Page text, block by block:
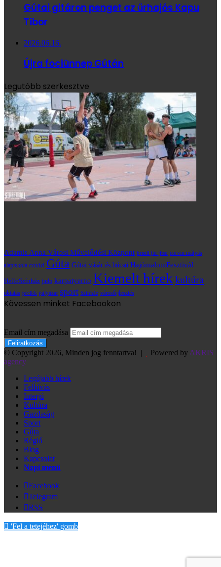
Gútai gitáron penget az űrhajós Kapu
Tibor
2026.06.16.
Újra fociünnep Gútán
Legutóbb szerkesztve
Adamis Anna Városi Művelődési Központ brazil jiu jitsu corvin mátyás
alapiskola covid Gúta Gútai vásár és búcsú HajómalomFesztivál
HelloSzínház judo karpatyerno Kiemelt hírek kultúra
oktatás prcikk pályázat sport Színház városfejlesztés
Kövessen minket Facebookon
Email cím megadása
© Copyright 2026, Minden jog fenntartva! | Powered by AKRIS
agency
Legújabb hírek
Felhívás
Interjú
Kultúra
Gazdaság
Sport
Gúta
Régió
Blog
Kapcsolat
Napi menü
Facebook
Telegram
RSS
'Fel a tetejéhez' gomb